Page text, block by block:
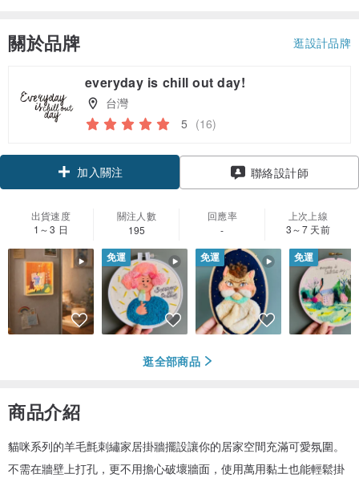
關於品牌 逛設計品牌
everyday is chill out day!
台灣
5 (16)
加入關注 聯絡設計師
出貨速度
1～3 日
關注人數
195
回應率
-
上次上線
3～7 天前
免運 免運 免運
逛全部商品
商品介紹
貓咪系列的羊毛氈刺繡家居掛牆擺設讓你的居家空間充滿可愛氛圍。
不需在牆壁上打孔，更不用擔心破壞牆面，使用萬用黏土也能輕鬆掛